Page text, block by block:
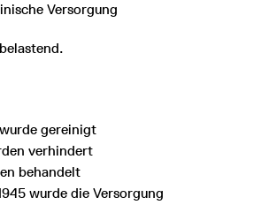
Versorgung
gereinigt
verhindert
behandelt
wurde die Versorgung